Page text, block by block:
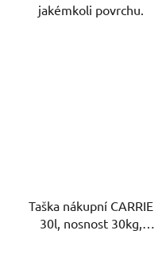
jakémkoli povrchu.
Taška nákupní CARRIE
30l, nosnost 30kg,